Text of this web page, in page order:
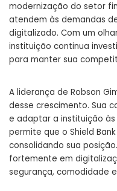
modernização do setor
atendem às demandas
digitalizado. Com um
instituição continua
para manter sua
A liderança de Robson
desse crescimento. Sua
e adaptar a instituição
permite que o Shield
consolidando sua
fortemente em
segurança, comodidade